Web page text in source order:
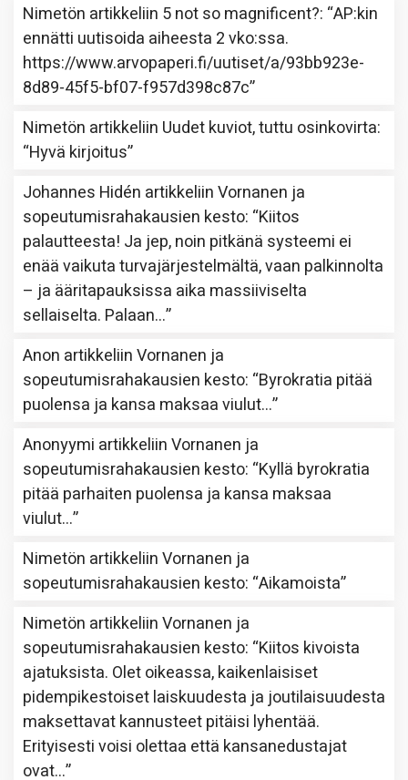
Nimetön artikkeliin 5 not so magnificent?: “AP:kin
ennätti uutisoida aiheesta 2 vko:ssa.
https://www.arvopaperi.fi/uutiset/a/93bb923e-
8d89-45f5-bf07-f957d398c87c”
Nimetön artikkeliin Uudet kuviot, tuttu osinkovirta:
“Hyvä kirjoitus”
Johannes Hidén artikkeliinVornanen ja
sopeutumisrahakausien kesto: “Kiitos
palautteesta! Ja jep, noin pitkänä systeemi ei
enää vaikuta turvajärjestelmältä, vaan palkinnolta
– ja ääritapauksissa aika massiiviselta
sellaiselta. Palaan…”
Anon artikkeliinVornanen ja
sopeutumisrahakausien kesto: “Byrokratia pitää
puolensa ja kansa maksaa viulut…”
Anonyymi artikkeliinVornanen ja
sopeutumisrahakausien kesto: “Kyllä byrokratia
pitää parhaiten puolensa ja kansa maksaa
viulut…”
Nimetön artikkeliinVornanen ja
sopeutumisrahakausien kesto: “Aikamoista”
Nimetön artikkeliinVornanen ja
sopeutumisrahakausien kesto: “Kiitos kivoista
ajatuksista. Olet oikeassa, kaikenlaisiset
pidempikestoiset laiskuudesta ja joutilaisuudesta
maksettavat kannusteet pitäisi lyhentää.
Erityisesti voisi olettaa että kansanedustajat
ovat…”